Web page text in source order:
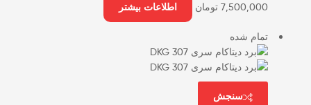
7,500,000 تومان اطلاعات بیشتر
تمام شده
سنجش